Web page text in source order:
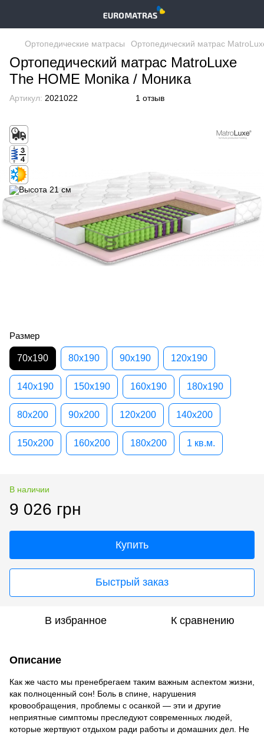
Ортопедические матрасы Ортопедический матрас
Ортопедический матрас MatroLuxe
The HOME Monika / Моника
Артикул: 2021022 1 отзыв
Размер
70х190 80х190 90х190 120х190
140х190 150х190 160х190 180х190
80х200 90х200 120х200 140х200
150х200 160х200 180х200 1 кв.м.
В наличии
9 026 грн
Купить
Быстрый заказ
В избранное К сравнению
Описание
Как же часто мы пренебрегаем таким важным аспектом жизни,
как полноценный сон! Боль в спине, нарушения
кровообращения, проблемы с осанкой — эти и другие
неприятные симптомы преследуют современных людей,
которые жертвуют отдыхом ради работы и домашних дел. Не